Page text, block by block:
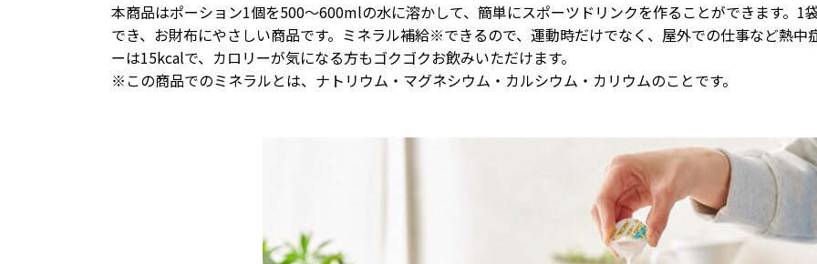
本商品はポーション1個を500～600mlの水に溶かして、簡単にスポーツドリンクを作ることができます。1
でき、お財布にやさしい商品です。ミネラル補給※できるので、運動時だけでなく、屋外での仕事など熱
ーは15kcalで、カロリーが気になる方もゴクゴクお飲みいただけます。
※この商品でのミネラルとは、ナトリウム・マグネシウム・カルシウム・カリウムのことです。